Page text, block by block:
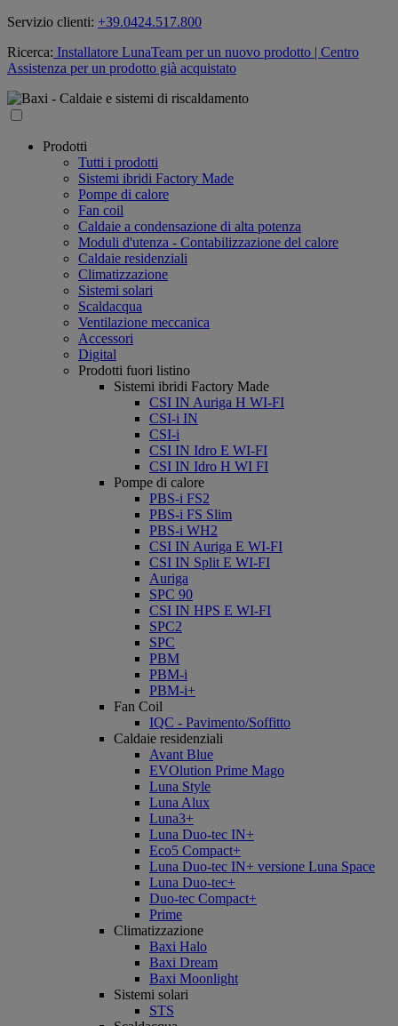
Servizio clienti: +39.0424.517.800
Ricerca: Installatore LunaTeam per un nuovo prodotto | Centro
Assistenza per un prodotto già acquistato
Prodotti
Tutti i prodotti
Sistemi ibridi Factory Made
Pompe di calore
Fan coil
Caldaie a condensazione di alta potenza
Moduli d'utenza - Contabilizzazione del calore
Caldaie residenziali
Climatizzazione
Sistemi solari
Scaldacqua
Ventilazione meccanica
Accessori
Digital
Prodotti fuori listino
Sistemi ibridi Factory Made
CSI IN Auriga H WI-FI
CSI-i IN
CSI-i
CSI IN Idro E WI-FI
CSI IN Idro H WI FI
Pompe di calore
PBS-i FS2
PBS-i FS Slim
PBS-i WH2
CSI IN Auriga E WI-FI
CSI IN Split E WI-FI
Auriga
SPC 90
CSI IN HPS E WI-FI
SPC2
SPC
PBM
PBM-i
PBM-i+
Fan Coil
IQC - Pavimento/Soffitto
Caldaie residenziali
Avant Blue
EVOlution Prime Mago
Luna Style
Luna Alux
Luna3+
Luna Duo-tec IN+
Eco5 Compact+
Luna Duo-tec IN+ versione Luna Space
Luna Duo-tec+
Duo-tec Compact+
Prime
Climatizzazione
Baxi Halo
Baxi Dream
Baxi Moonlight
Sistemi solari
STS